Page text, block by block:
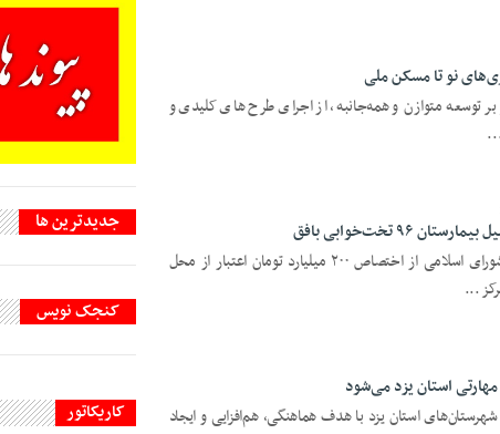
نو تا مسکن ملی
بر توسعه متوازن و همه‌جانبه، از اجرای طرح های کلیدی و
یزدفردا؛ نماینده مردم بافق در مجلس شورای اسلامی از اختصاص ۲۰۰ میلیارد تومان اعتبار از محل
...
استان یزد می‌شود
استان یزد با هدف هماهنگی، هم‌افزایی و ایجاد
جديدترين ها
کنجک نویس
کاریکاتور